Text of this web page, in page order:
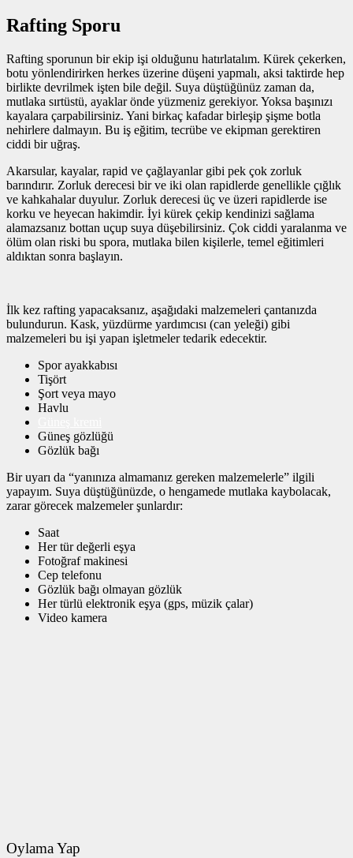
Rafting Sporu
Rafting sporunun bir ekip işi olduğunu hatırlatalım. Kürek çekerken,
botu yönlendirirken herkes üzerine düşeni yapmalı, aksi taktirde hep
birlikte devrilmek işten bile değil. Suya düştüğünüz zaman da,
mutlaka sırtüstü, ayaklar önde yüzmeniz gerekiyor. Yoksa başınızı
kayalara çarpabilirsiniz. Yani birkaç kafadar birleşip şişme botla
nehirlere dalmayın. Bu iş eğitim, tecrübe ve ekipman gerektiren
ciddi bir uğraş.
Akarsular, kayalar, rapid ve çağlayanlar gibi pek çok zorluk
barındırır. Zorluk derecesi bir ve iki olan rapidlerde genellikle çığlık
ve kahkahalar duyulur. Zorluk derecesi üç ve üzeri rapidlerde ise
korku ve heyecan hakimdir. İyi kürek çekip kendinizi sağlama
alamazsanız bottan uçup suya düşebilirsiniz. Çok ciddi yaralanma ve
ölüm olan riski bu spora, mutlaka bilen kişilerle, temel eğitimleri
aldıktan sonra başlayın.
İlk kez rafting yapacaksanız, aşağıdaki malzemeleri çantanızda
bulundurun. Kask, yüzdürme yardımcısı (can yeleği) gibi
malzemeleri bu işi yapan işletmeler tedarik edecektir.
Spor ayakkabısı
Tişört
Şort veya mayo
Havlu
Güneş gözlüğü
Gözlük bağı
Bir uyarı da “yanınıza almamanız gereken malzemelerle” ilgili
yapayım. Suya düştüğünüzde, o hengamede mutlaka kaybolacak,
zarar görecek malzemeler şunlardır:
Saat
Her tür değerli eşya
Fotoğraf makinesi
Cep telefonu
Gözlük bağı olmayan gözlük
Her türlü elektronik eşya (gps, müzik çalar)
Video kamera
Oylama Yap